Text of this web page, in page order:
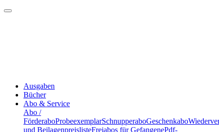
Ausgaben
Bücher
Abo & Service
Abo /
FörderaboProbeexemplarSchnupperaboGeschenkabo
und BeilagenpreislisteFreiabos für GefangenePdf-